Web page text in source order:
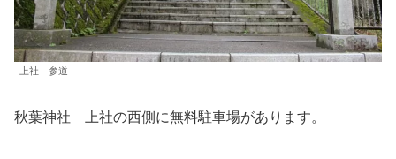
上社 参道
秋葉神社 上社の西側に無料駐車場があります。